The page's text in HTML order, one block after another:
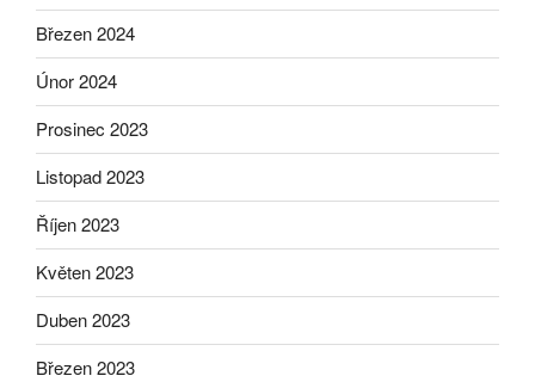
Březen 2024
Únor 2024
Prosinec 2023
Listopad 2023
Říjen 2023
Květen 2023
Duben 2023
Březen 2023